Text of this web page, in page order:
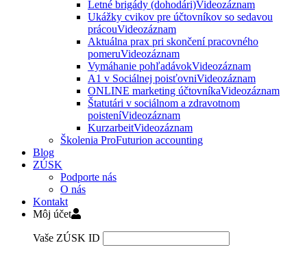
Letné brigády (dohodári)Videozáznam
Ukážky cvikov pre účtovníkov so sedavou
prácouVideozáznam
Aktuálna prax pri skončení pracovného
pomeruVideozáznam
Vymáhanie pohľadávokVideozáznam
A1 v Sociálnej poisťovniVideozáznam
ONLINE marketing účtovníkaVideozáznam
Štatutári v sociálnom a zdravotnom
poisteníVideozáznam
KurzarbeitVideozáznam
Školenia ProFuturion accounting
Blog
ZÚSK
Podporte nás
O nás
Kontakt
Môj účet
Vaše ZÚSK ID